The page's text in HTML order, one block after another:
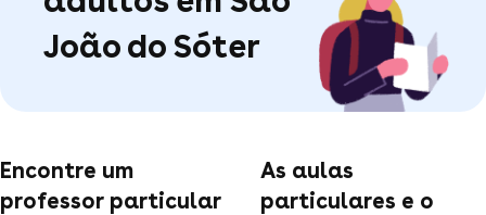
João do Sóter
Encontre um
professor particular
As aulas
particulares e o